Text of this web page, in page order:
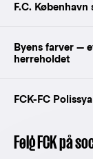
F.C.
Byens farver —
herreholdet
FCK-FC
Følg FCK på